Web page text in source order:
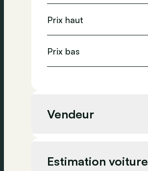
Prix haut
Prix bas
Vendeur
Estimation voiture